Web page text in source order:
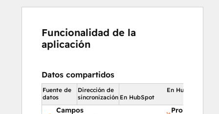
Funcionalidad de la
aplicación
Datos compartidos
Fuente de
datos
Dirección de
sincronización
En HubSpot
En HubSpot
Campos
Propiedades